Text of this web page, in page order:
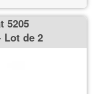
5205
Lot de 2